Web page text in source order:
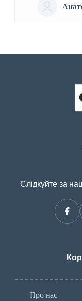
Слідкуйте за
Про нас